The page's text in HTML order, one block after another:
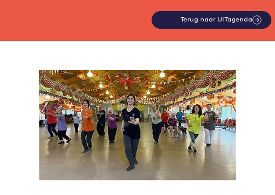
Terug naar UITagenda